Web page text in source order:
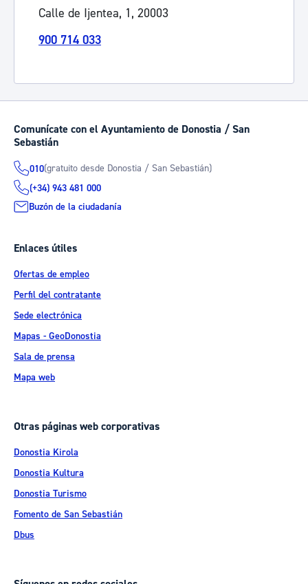
Calle de Ijentea, 1, 20003
900 714 033
Comunícate con el Ayuntamiento de Donostia / San
Sebastián
010(gratuito desde Donostia / San Sebastián)
(+34) 943 481 000
Buzón de la ciudadanía
Enlaces útiles
Ofertas de empleo
Perfil del contratante
Sede electrónica
Mapas - GeoDonostia
Sala de prensa
Mapa web
Otras páginas web corporativas
Donostia Kirola
Donostia Kultura
Donostia Turismo
Fomento de San Sebastián
Dbus